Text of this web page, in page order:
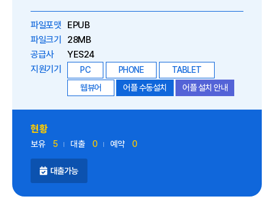
파일포맷
EPUB
파일크기
28MB
공급사
YES24
지원기기
PC PHONE
TABLET
웹뷰어
어플 수동설치 어플 설치 안내
현황
보유 5 대출 0 예약 0
대출가능